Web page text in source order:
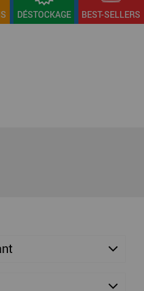
DÉSTOCKAGE BEST-SELLERS